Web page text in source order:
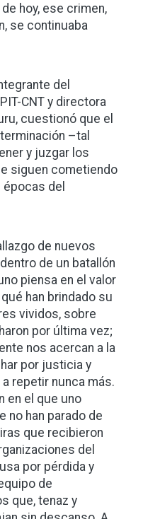
hoy, ese crimen,
se continuaba
del
CNT y directora
cuestionó que el
–tal
y juzgar los
siguen cometiendo
del
de nuevos
de un batallón
piensa en el valor
han brindado su
vividos, sobre
por última vez;
nos acercan a la
por justicia y
repetir nunca más.
en el que uno
no han parado de
que recibieron
del
por pérdida y
de
que, tenaz y